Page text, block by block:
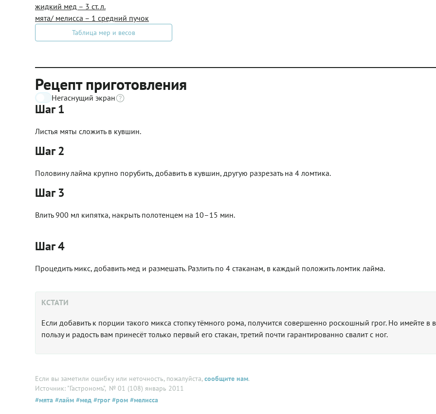
жидкий мед – 3 ст. л.
мята/ мелисса – 1 средний пучок
Таблица мер и весов
Рецепт приготовления
Негаснущий экран
Шаг 1
Листья мяты сложить в кувшин.
Шаг 2
Половину лайма крупно порубить, добавить в кувшин, другую разрезать на 4 ломтика.
Шаг 3
Влить 900 мл кипятка, накрыть полотенцем на 10–15 мин.
Шаг 4
Процедить микс, добавить мед и размешать. Разлить по 4 стаканам, в каждый положить ломтик лайма.
КСТАТИ
Если добавить к порции такого микса стопку тёмного рома, получится совершенно роскошный грог. Но имейте в
пользу и радость вам принесёт только первый его стакан, третий почти гарантированно свалит с ног.
Если вы заметили ошибку или неточность, пожалуйста,сообщите нам.
Источник: "Гастрономъ", № 01 (108) январь 2011
#мята #лайм #мед #грог#ром #мелисса